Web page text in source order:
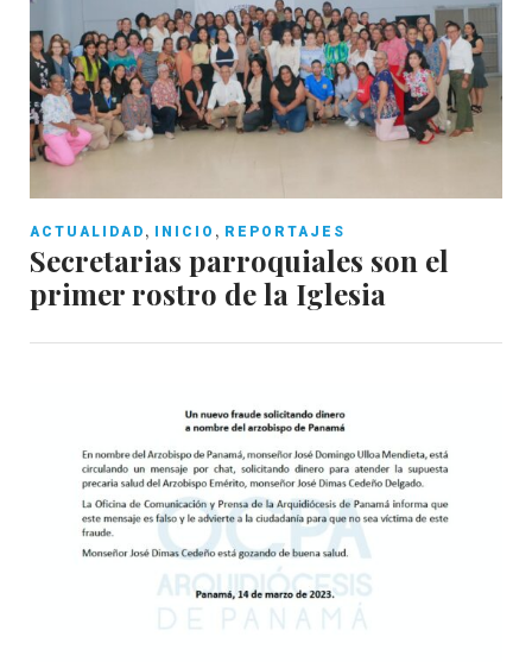
ACTUALIDAD , INICIO , REPORTAJES
Secretarias parroquiales son el
primer rostro de la Iglesia